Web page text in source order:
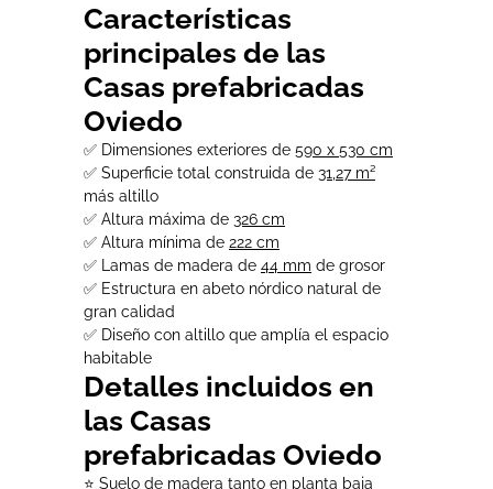
Características
principales de las
Casas prefabricadas
Oviedo
✅ Dimensiones exteriores de 590 x 530 cm
✅ Superficie total construida de 31,27 m²
más altillo
✅ Altura máxima de 326 cm
✅ Altura mínima de 222 cm
✅ Lamas de madera de 44 mm de grosor
✅ Estructura en abeto nórdico natural de
gran calidad
✅ Diseño con altillo que amplía el espacio
habitable
Detalles incluidos en
las Casas
prefabricadas Oviedo
⭐ Suelo de madera tanto en planta baja